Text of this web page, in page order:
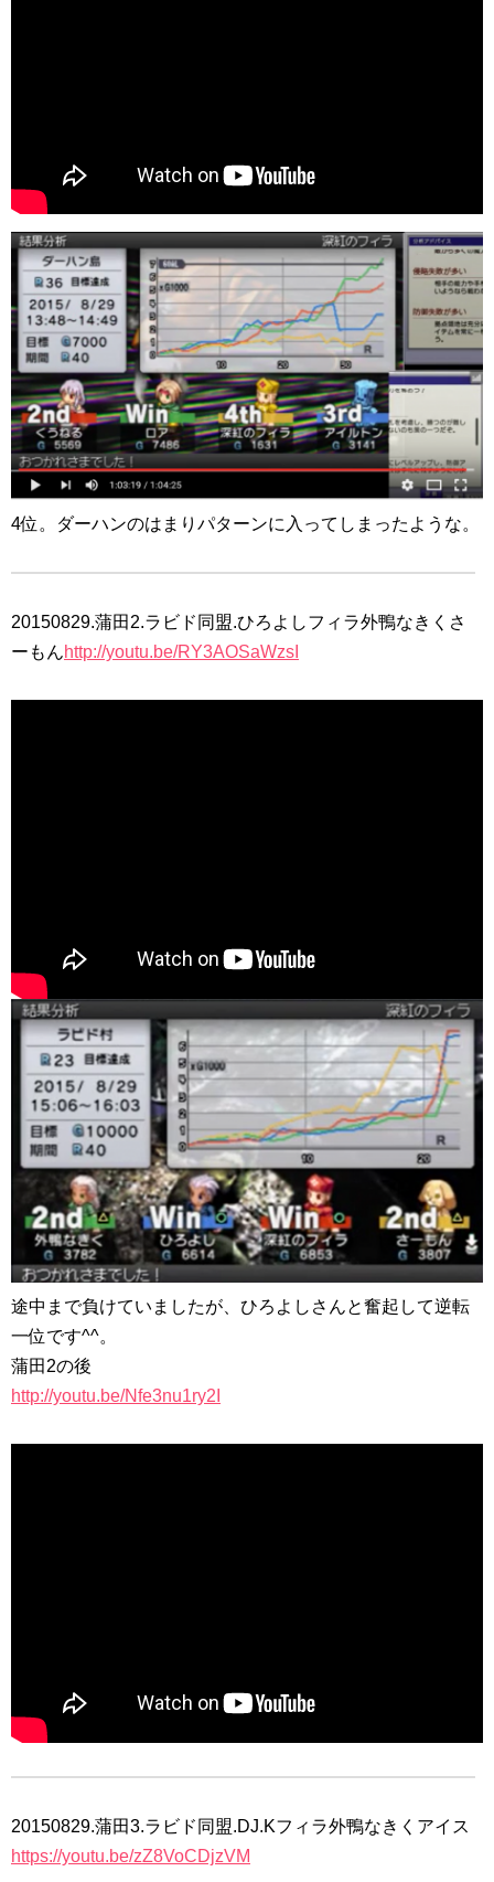
4位。ダーハンのはまりパターンに入ってしまったような。
20150829.蒲田2.ラビド同盟.ひろよしフィラ外鴨なきくさ
ーもんhttp://youtu.be/RY3AOSaWzsI
途中まで負けていましたが、ひろよしさんと奮起して逆転
一位です^^。
蒲田2の後
http://youtu.be/Nfe3nu1ry2I
20150829.蒲田3.ラビド同盟.DJ.Kフィラ外鴨なきくアイス
https://youtu.be/zZ8VoCDjzVM